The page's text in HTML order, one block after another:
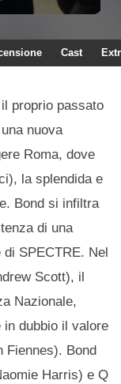
Cast
proprio passato
nuova
Roma, dove
la splendida e
Bond si infiltra
di una
SPECTRE. Nel
Scott), il
Nazionale,
in dubbio il valore
Fiennes). Bond
Harris) e Q